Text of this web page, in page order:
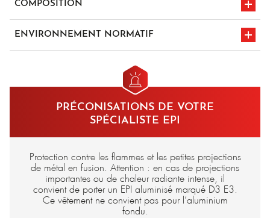
COMPOSITION
Para-aramide aluminisé - 500 gr/m²
ENVIRONNEMENT NORMATIF
PRÉCONISATIONS DE VOTRE
SPÉCIALISTE EPI
Protection contre les flammes et les petites projections
de métal en fusion. Attention : en cas de projections
importantes ou de chaleur radiante intense, il
convient de porter un EPI aluminisé marqué D3 E3.
Ce vêtement ne convient pas pour l’aluminium
fondu.